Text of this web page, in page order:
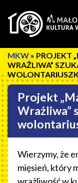
» PROJEKT
WRAŻLIWA”
Projekt
Wrażliwa”
Wierzymy, że
mięsień, który